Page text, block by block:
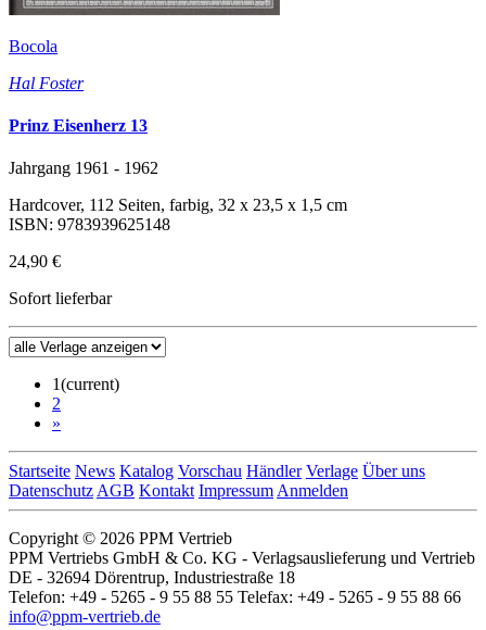
Bocola
Hal Foster
Prinz Eisenherz 13
Jahrgang 1961 - 1962
Hardcover, 112 Seiten, farbig, 32 x 23,5 x 1,5 cm
ISBN: 9783939625148
24,90 €
Sofort lieferbar
1(current)
2
»
Startseite News Katalog Vorschau Händler Verlage Über uns
Datenschutz AGB Kontakt Impressum Anmelden
Copyright © 2026 PPM Vertrieb
PPM Vertriebs GmbH & Co. KG - Verlagsauslieferung und Vertrieb
DE - 32694 Dörentrup, Industriestraße 18
Telefon: +49 - 5265 - 9 55 88 55 Telefax: +49 - 5265 - 9 55 88 66
info@ppm-vertrieb.de